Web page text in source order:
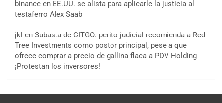
binance en EE.UU. se alista para aplicarle la justicia al
testaferro Alex Saab
jkl en Subasta de CITGO: perito judicial recomienda a Red
Tree Investments como postor principal, pese a que
ofrece comprar a precio de gallina flaca a PDV Holding
¡Protestan los inversores!